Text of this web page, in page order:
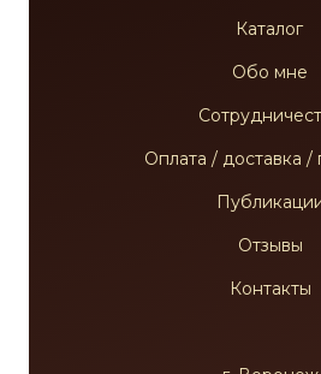
Каталог
Обо мне
Оплата / доставка /
Отзывы
Контакты